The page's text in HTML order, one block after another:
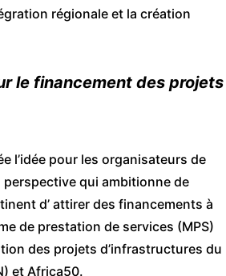
régionale et la création
le financement des projets
l’idée pour les organisateurs de
qui ambitionne de
d’ attirer des financements à
de prestation de services (MPS)
des projets d’infrastructures du
et Africa50.